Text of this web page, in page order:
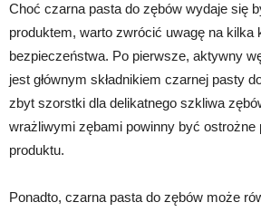
Choć czarna pasta do zębów wydaje się
produktem, warto zwrócić uwagę na kilka
bezpieczeństwa. Po pierwsze, aktywny
jest głównym składnikiem czarnej pasty
zbyt szorstki dla delikatnego szkliwa
wrażliwymi zębami powinny być ostrożne
produktu.
Ponadto, czarna pasta do zębów może